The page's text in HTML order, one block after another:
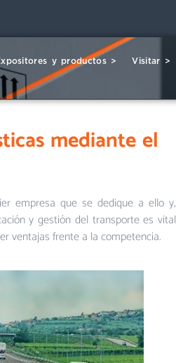
y productos > Visitar >
mediante el
empresa que se dedique a ello y,
y gestión del transporte es vital
ventajas frente a la competencia.